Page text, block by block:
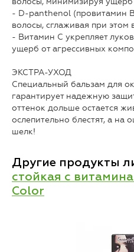
- D-panthenol (провитамин
волосы, сглаживая при
- Витамин С укрепляет
ущерб от агрессивных
ЭКСТРА-УХОД
Специальный бальзам для
гарантирует надежную
оттенок дольше остается
ослепительно блестят, а на
шелк!
Другие продукты
стойкая с
Color